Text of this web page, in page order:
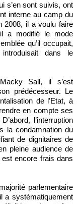
s’en sont suivis, ont
interne au camp du
2008, il a voulu faire
a modifié le mode
qu’il occupait,
dans le
Sall, il s’est
prédécesseur. Le
de l’Etat, à
en compte ses
l’interruption
la condamnation du
de dignitaires de
pleine audience de
est encore frais dans
parlementaire
a systématiquement